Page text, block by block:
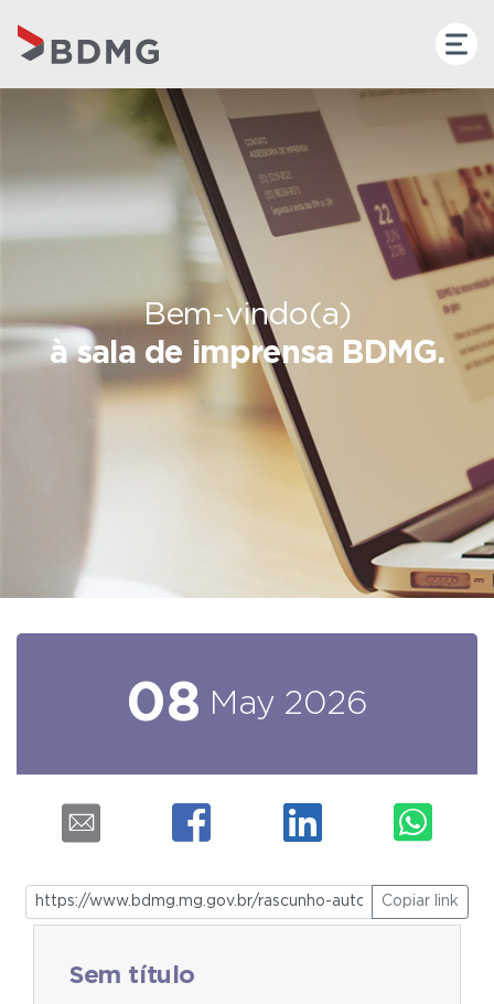
Bem-vindo(a)
à sala de imprensa BDMG.
08 May 2026
Copiar link
Sem título